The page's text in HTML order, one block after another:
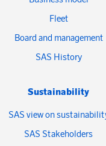
Fleet
Board and management
SAS History
Sustainability
SAS view on
SAS Stakeholders